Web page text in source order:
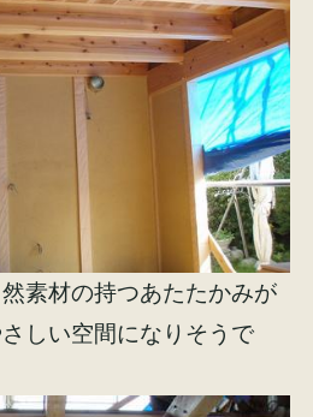
素材の持つあたたかみが
しい空間になりそうで